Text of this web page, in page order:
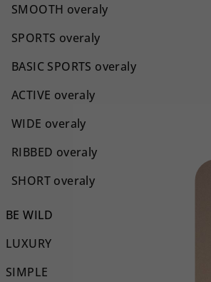
SMOOTH overaly
SPORTS overaly
BASIC SPORTS overaly
ACTIVE overaly
WIDE overaly
RIBBED overaly
SHORT overaly
BE WILD
LUXURY
SIMPLE